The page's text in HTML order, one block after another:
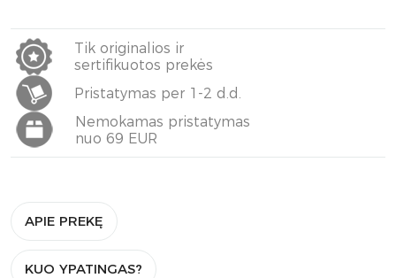
Tik originalios ir
sertifikuotos prekės
Pristatymas per 1-2 d.d.
Nemokamas pristatymas
nuo 69 EUR
APIE PREKĘ
KUO YPATINGAS?